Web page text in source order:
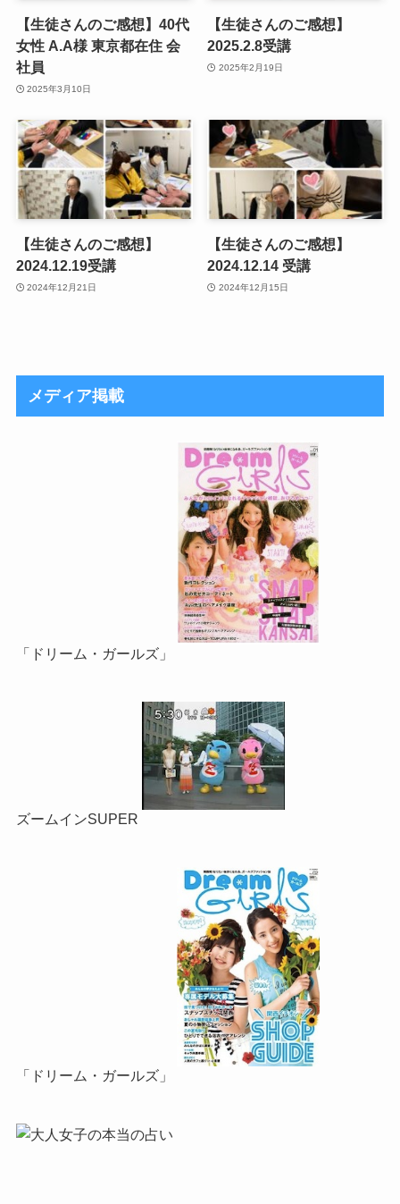
【生徒さんのご感想】40代
女性 A.A様 東京都在住 会
社員
2025年3月10日
【生徒さんのご感想】
2025.2.8受講
2025年2月19日
【生徒さんのご感想】
2024.12.19受講
2024年12月21日
【生徒さんのご感想】
2024.12.14 受講
2024年12月15日
メディア掲載
「ドリーム・ガールズ」
ズームインSUPER
「ドリーム・ガールズ」